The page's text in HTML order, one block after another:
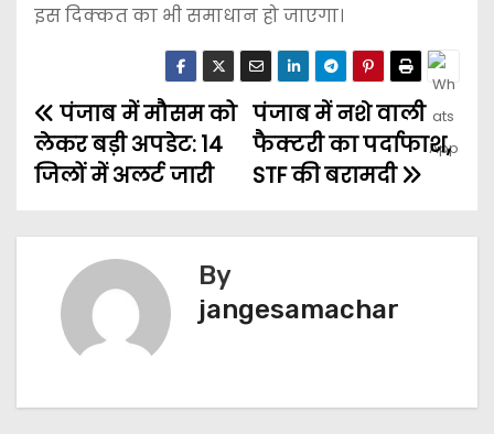
इस दिक्कत का भी समाधान हो जाएगा।
पंजाब में नशे वाली
फैक्टरी का पर्दाफाश,
STF की बरामदी
पंजाब में मौसम को
लेकर बड़ी अपडेट: 14
जिलों में अलर्ट जारी
By
jangesamachar